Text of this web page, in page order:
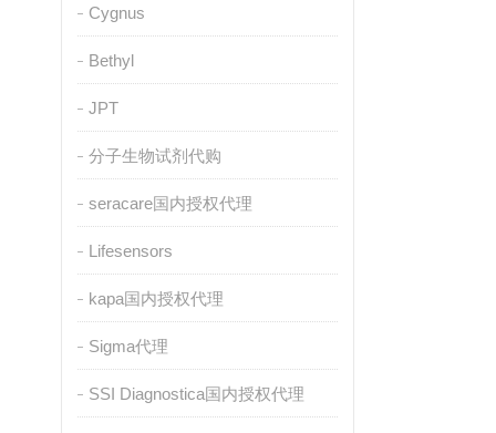
Cygnus
Bethyl
JPT
分子生物试剂代购
seracare国内授权代理
Lifesensors
kapa国内授权代理
Sigma代理
SSI Diagnostica国内授权代理